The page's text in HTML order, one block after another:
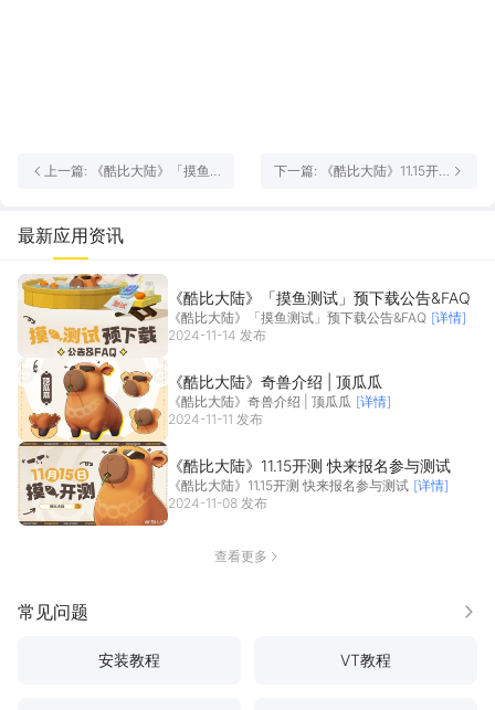
上一篇: 《酷比大陆》「摸鱼
下一篇: 《酷比大陆》11.15开
最新应用资讯
《酷比大陆》「摸鱼测试」预下载公告&FAQ
《酷比大陆》「摸鱼测试」预下载公告&FAQ [详情]
2024-11-14 发布
《酷比大陆》奇兽介绍 | 顶瓜瓜
《酷比大陆》奇兽介绍 | 顶瓜瓜 [详情]
2024-11-11 发布
《酷比大陆》11.15开测 快来报名参与测试
《酷比大陆》11.15开测 快来报名参与测试 [详情]
2024-11-08 发布
查看更多
常见问题 更多
安装教程 VT教程